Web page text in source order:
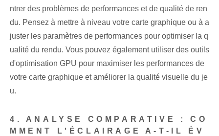
ntrer des problèmes de performances et de qualité de ren
du. Pensez à mettre à niveau votre carte graphique ou à a
juster les paramètres de performances pour optimiser la q
ualité du rendu. Vous pouvez également utiliser des outils
d'optimisation GPU pour maximiser les performances de
votre carte graphique et améliorer la qualité visuelle du je
u.
4. ANALYSE COMPARATIVE : CO
MMENT L'ÉCLAIRAGE A-T-IL ÉV